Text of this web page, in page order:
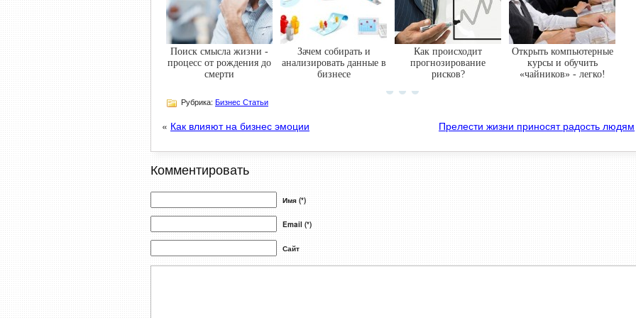
Поиск смысла жизни -
процесс от рождения до
смерти
Зачем собирать и
анализировать данные в
бизнесе
Как происходит
прогнозирование
рисков?
Открыть компьютерные
курсы и обучить
«чайников» - легко!
Рубрика: Бизнес Статьи
« Как влияют на бизнес эмоции Прелести жизни приносят радость людям
Комментировать
Имя (*)
Email (*)
Сайт